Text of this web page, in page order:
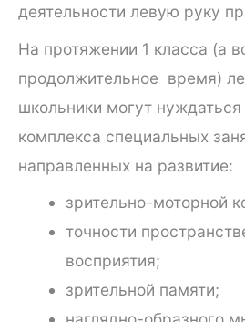
деятельности левую руку
На протяжении 1 класса (а
продолжительное время)
школьники могут
комплекса специальных
направленных на развитие:
зрительно-моторной
точности
восприятия;
зрительной памяти;